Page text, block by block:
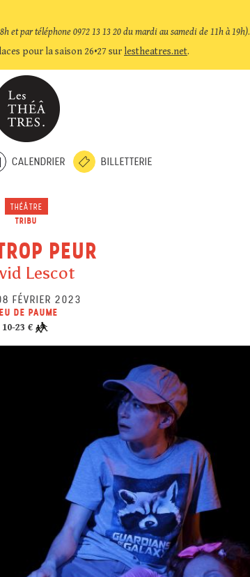
et par téléphone 0972 13 13 20 du mardi au samedi de 11h à 19h).
pour la saison 26•27 sur lestheatres.net.
CALENDRIER BILLETTERIE
THÉÂTRE
TRIBU
PEUR
Lescot
FÉVRIER 2023
DE PAUME
10-23 €